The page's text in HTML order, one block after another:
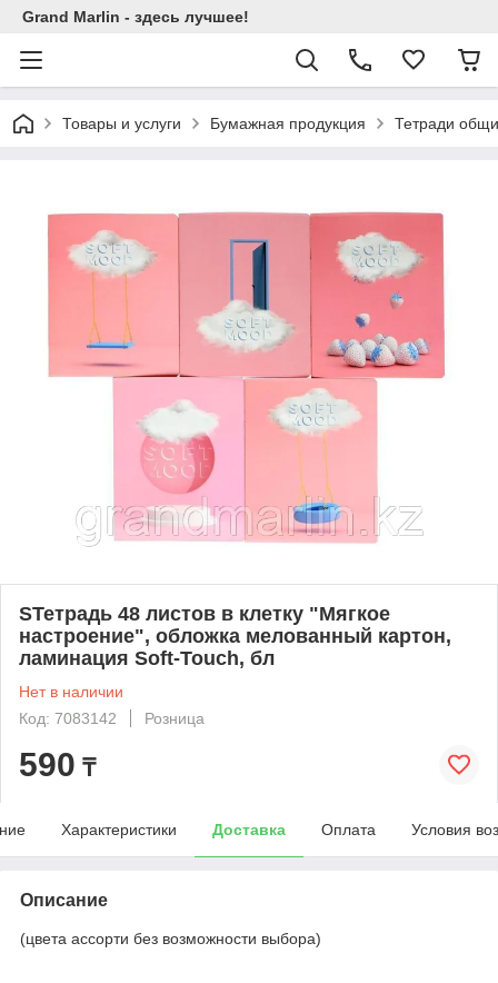
Grand Marlin - здесь лучшее!
Товары и услуги Бумажная продукция Тетради
SТетрадь 48 листов в клетку "Мягкое
настроение", обложка мелованный картон,
ламинация Soft-Touch, бл
Нет в наличии
Код: 7083142
Розница
590 ₸
Характеристики Доставка Оплата Условия
Описание
(цвета ассорти без возможности выбора)